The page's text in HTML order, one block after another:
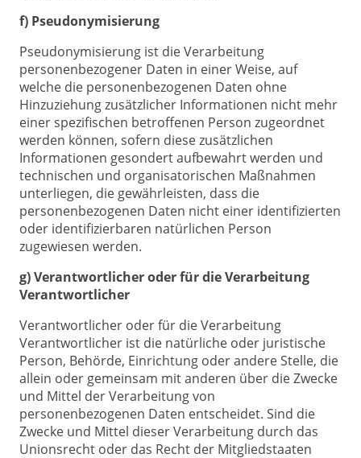
f) Pseudonymisierung
Pseudonymisierung ist die Verarbeitung
personenbezogener Daten in einer Weise, auf
welche die personenbezogenen Daten ohne
Hinzuziehung zusätzlicher Informationen nicht mehr
einer spezifischen betroffenen Person zugeordnet
werden können, sofern diese zusätzlichen
Informationen gesondert aufbewahrt werden und
technischen und organisatorischen Maßnahmen
unterliegen, die gewährleisten, dass die
personenbezogenen Daten nicht einer identifizierten
oder identifizierbaren natürlichen Person
zugewiesen werden.
g) Verantwortlicher oder für die Verarbeitung
Verantwortlicher
Verantwortlicher oder für die Verarbeitung
Verantwortlicher ist die natürliche oder juristische
Person, Behörde, Einrichtung oder andere Stelle, die
allein oder gemeinsam mit anderen über die Zwecke
und Mittel der Verarbeitung von
personenbezogenen Daten entscheidet. Sind die
Zwecke und Mittel dieser Verarbeitung durch das
Unionsrecht oder das Recht der Mitgliedstaaten